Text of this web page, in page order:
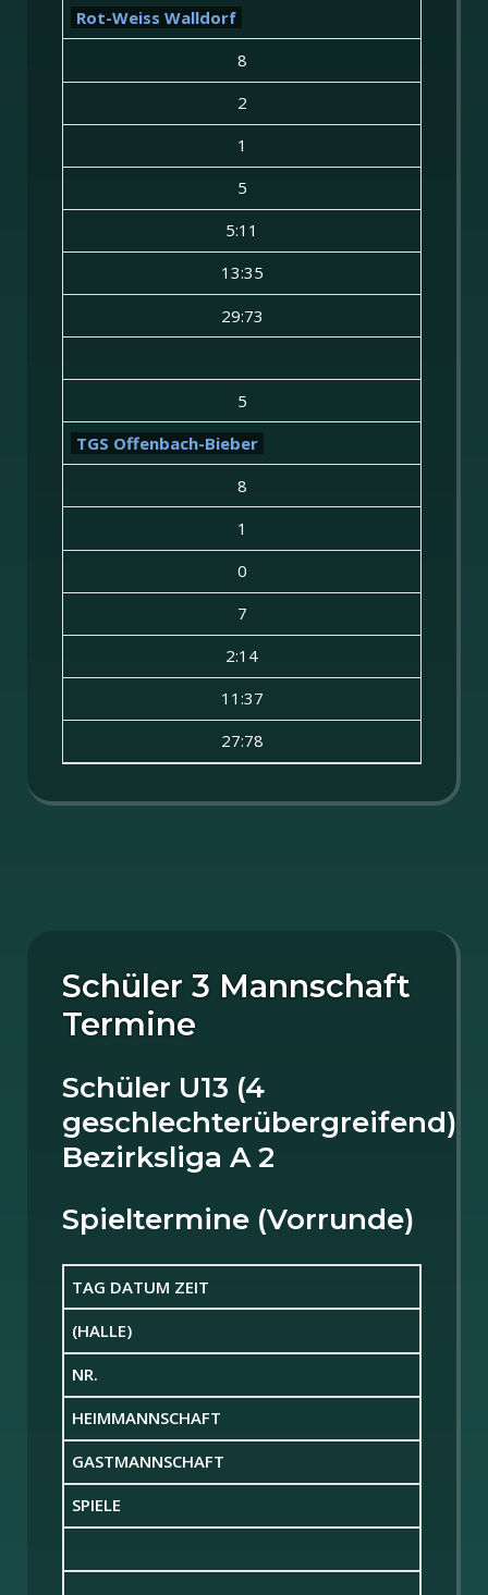
Rot-Weiss Walldorf
8
2
1
5
5:11
13:35
29:73
5
TGS Offenbach-Bieber
8
1
0
7
2:14
11:37
27:78
Schüler 3 Mannschaft
Termine
Schüler U13 (4
geschlechterübergreifend)
Bezirksliga A 2
Spieltermine (Vorrunde)
TAG DATUM ZEIT
(HALLE)
NR.
HEIMMANNSCHAFT
GASTMANNSCHAFT
SPIELE